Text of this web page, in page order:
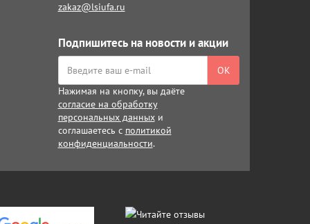
zakaz@lsiufa.ru
Подпишитесь на новости и акции
ОК
Нажимая на кнопку, вы даёте
согласие на обработку
персональных данныхи
соглашаетесь с политикой
конфиденциальности.